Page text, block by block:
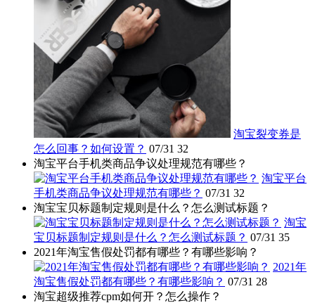
淘宝裂变券是
怎么回事？如何设置？ 07/31 32
淘宝平台手机类商品争议处理规范有哪些？
淘宝平台
手机类商品争议处理规范有哪些？ 07/31 32
淘宝宝贝标题制定规则是什么？怎么测试标题？
淘宝
宝贝标题制定规则是什么？怎么测试标题？ 07/31 35
2021年淘宝售假处罚都有哪些？有哪些影响？
2021年
淘宝售假处罚都有哪些？有哪些影响？ 07/31 28
淘宝超级推荐cpm如何开？怎么操作？